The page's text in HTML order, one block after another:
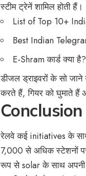
स्टीम ट्रेनें शामिल होती हैं।
List of Top 10+
Best Indian
E-Shram कार्ड क्या
डीजल ड्राइवरों के सो
करते हैं, गियर को घुमाते
Conclusion
रेलवे कई initiatives के साथ
7,000 से अधिक स्टेशनों
रूप से solar के साथ अपनी